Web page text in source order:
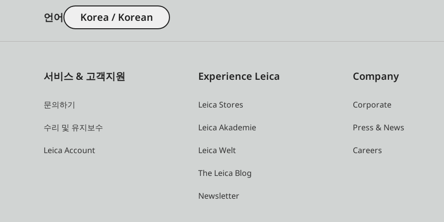
언어 Korea / Korean
서비스 & 고객지원
문의하기
수리 및 유지보수
Leica Account
Experience Leica
Leica Stores
Leica Akademie
Leica Welt
The Leica Blog
Newsletter
Company
Corporate
Press & News
Careers